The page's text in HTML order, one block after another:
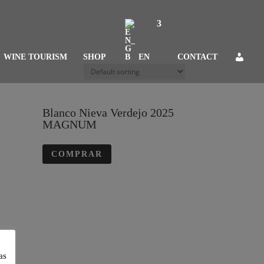
WINE TOURISM SHOP EN CONTACT
Blanco Nieva Verdejo 2025
MAGNUM
COMPRAR